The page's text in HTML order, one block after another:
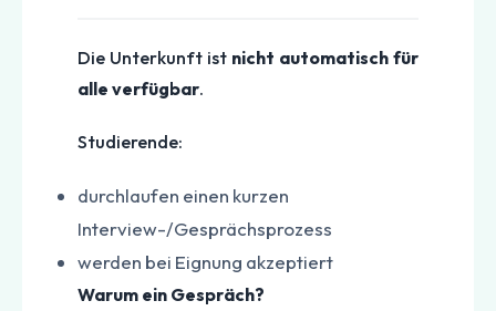
Die Unterkunft ist nicht automatisch für
alle verfügbar.
Studierende:
durchlaufen einen kurzen
Interview-/Gesprächsprozess
werden bei Eignung akzeptiert
Warum ein Gespräch?